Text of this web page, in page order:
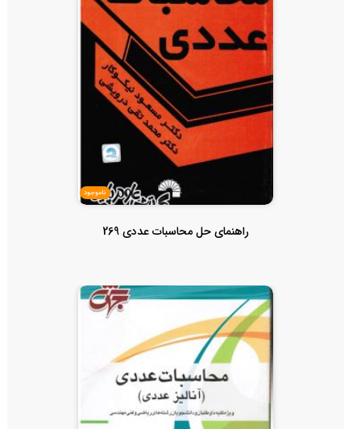
ناموجود
راهنمای حل محاسبات عددی 269